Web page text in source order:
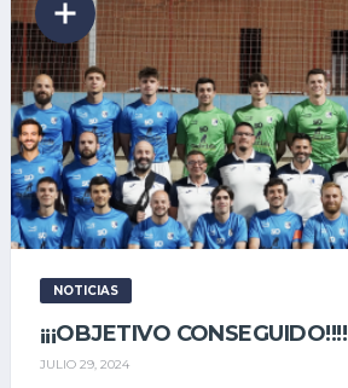
NOTICIAS
¡¡¡OBJETIVO CONSEGUIDO!!!!
JULIO 29, 2024